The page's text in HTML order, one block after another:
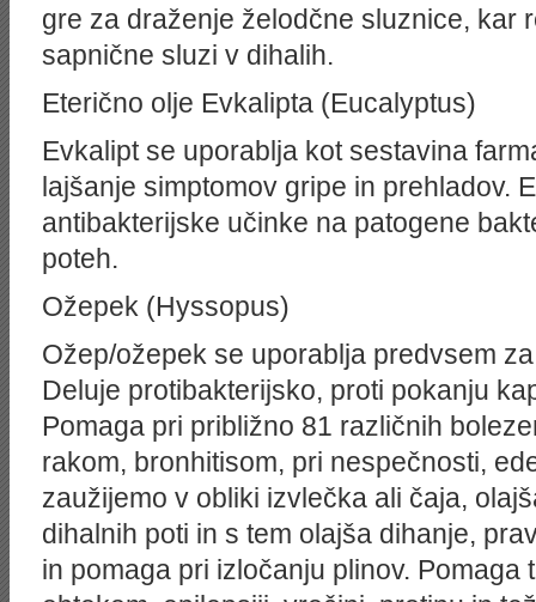
gre za draženje želodčne sluznice, kar
sapnične sluzi v dihalih.
Eterično olje Evkalipta (Eucalyptus)
Evkalipt se uporablja kot sestavina
lajšanje simptomov gripe in prehladov.
antibakterijske učinke na patogene
poteh.
Ožepek (Hyssopus)
Ožep/ožepek se uporablja predvsem
Deluje protibakterijsko, proti pokanju
Pomaga pri približno 81 različnih
rakom, bronhitisom, pri nespečnosti,
zaužijemo v obliki izvlečka ali čaja,
dihalnih poti in s tem olajša dihanje,
in pomaga pri izločanju plinov.